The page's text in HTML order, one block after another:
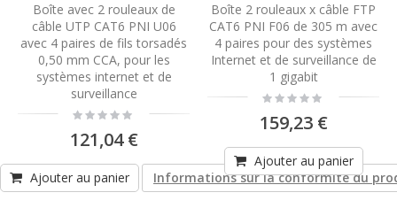
Boîte avec 2 rouleaux de
câble UTP CAT6 PNI U06
avec 4 paires de fils torsadés
0,50 mm CCA, pour les
systèmes internet et de
surveillance
Rating:
0%
121,04 €
Ajouter au panier Informations sur la conformité du
Boîte 2 rouleaux x câble FTP
CAT6 PNI F06 de 305 m avec
4 paires pour des systèmes
Internet et de surveillance de
1 gigabit
Rating:
0%
159,23 €
Ajouter au panier